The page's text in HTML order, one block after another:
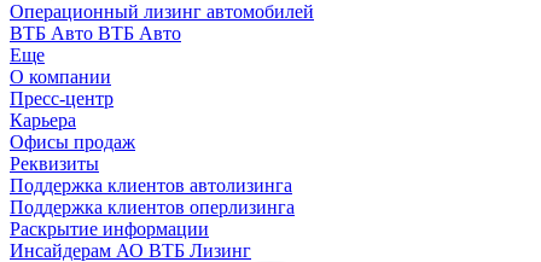
Операционный лизинг автомобилей
ВТБ Авто ВТБ Авто
Еще
О компании
Пресс-центр
Карьера
Офисы продаж
Реквизиты
Поддержка клиентов автолизинга
Поддержка клиентов оперлизинга
Раскрытие информации
Инсайдерам АО ВТБ Лизинг